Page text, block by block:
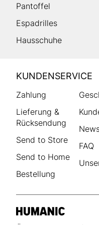
Pantoffel
Espadrilles
Hausschuhe
HUMANIC
Footer
KUNDENSERVICE
Zahlung
Lieferung &
Rücksendung
Send to Store
Send to Home
Bestellung
FAQ